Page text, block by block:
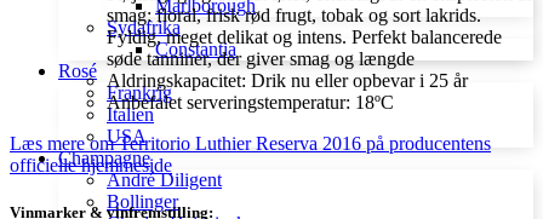
Marlborough
Sydafrika
Constantia
Rosé
Frankrig
Italien
USA
Champagne
André Diligent
Bollinger
smag: floral, frisk rød frugt, tobak og sort lakrids.
Fyldig, meget delikat og intens. Perfekt balancerede
søde tanniner, der giver smag og længde
Aldringskapacitet: Drik nu eller opbevar i 25 år
Anbefalet serveringstemperatur: 18ºC
Læs mere om Territorio Luthier Reserva 2016 på producentens
officielle hjemmeside
Vinmarker & vinfremstilling: